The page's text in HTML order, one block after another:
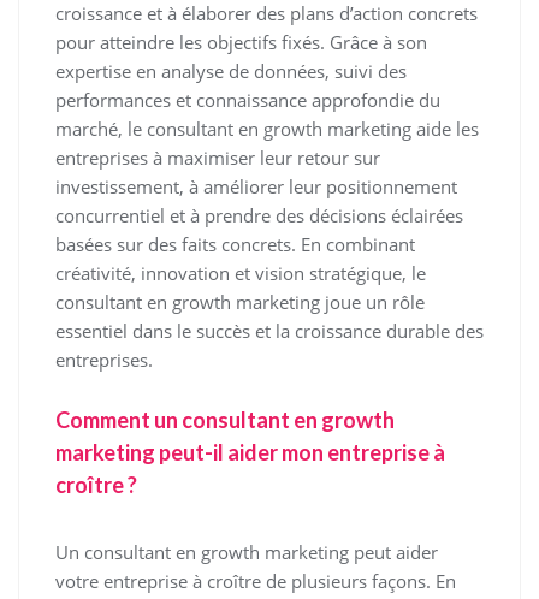
croissance et à élaborer des plans d’action concrets
pour atteindre les objectifs fixés. Grâce à son
expertise en analyse de données, suivi des
performances et connaissance approfondie du
marché, le consultant en growth marketing aide les
entreprises à maximiser leur retour sur
investissement, à améliorer leur positionnement
concurrentiel et à prendre des décisions éclairées
basées sur des faits concrets. En combinant
créativité, innovation et vision stratégique, le
consultant en growth marketing joue un rôle
essentiel dans le succès et la croissance durable des
entreprises.
Comment un consultant en growth
marketing peut-il aider mon entreprise à
croître ?
Un consultant en growth marketing peut aider
votre entreprise à croître de plusieurs façons. En